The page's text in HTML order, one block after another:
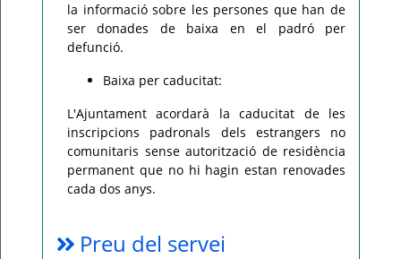
la informació sobre les persones que han de
ser donades de baixa en el padró per
defunció.
Baixa per caducitat:
L'Ajuntament acordarà la caducitat de les
inscripcions padronals dels estrangers no
comunitaris sense autorització de residència
permanent que no hi hagin estan renovades
cada dos anys.
Preu del servei